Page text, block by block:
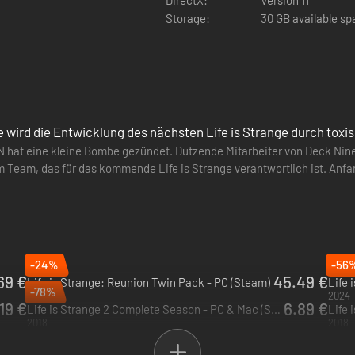
Outfit ändern kann, und eine auf Steph bezogene
Die Leute sagen oft etwas, meinen aber etwas ganz anderes,
wird Alex nicht die Antworten bekommen, die sie (und die NSCs)
kann - oder mit wem sie überhaupt sprechen soll! Sie
Springs - Steph Gringrich (wie oben erwähnt) ist der DJ, der Alex'
und bietet einen hervorragenden Blick auf die DJs, die
der Möglichkeit, einen Drink mit einem gesprächigen NSC zu
Storage:
30 GB available
wird die Entwicklung des nächsten Life is Strange durch
hat eine kleine Bombe gezündet. Dutzende Mitarbeiter von Deck
Team, das für das kommende Life is Strange verantwortlich ist.
€
-24%
Life is Strange: Reunion Twin Pack - PC (Steam)
2026
45.49 €
-
Life
2024
€
-78%
Life is Strange 2 Complete Season - PC & Mac (Steam) 6.89 €Life